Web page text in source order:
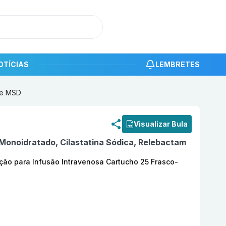
LEMBRETES
MSD
Visualizar Bula
Cilastatina Sódica, Relebactam
para Infusão Intravenosa Cartucho 25 Frasco-